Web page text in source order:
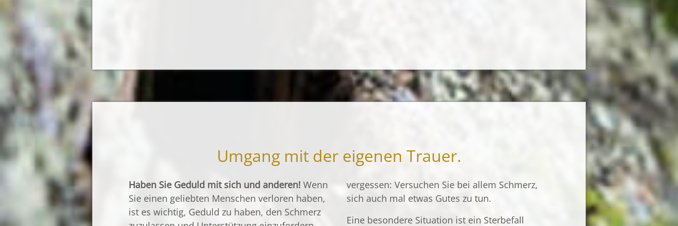
Umgang mit der eigenen Trauer.
Haben Sie Geduld mit sich und anderen! Wenn
Sie einen geliebten Menschen verloren haben,
ist es wichtig, Geduld zu haben, den Schmerz
vergessen: Versuchen Sie bei allem Schmerz,
sich auch mal etwas Gutes zu tun.
Eine besondere Situation ist ein Sterbefall